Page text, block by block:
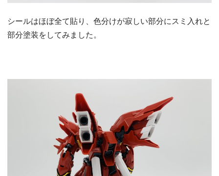
シールはほぼ全て貼り、色分けが寂しい部分にスミ入れと
部分塗装をしてみました。